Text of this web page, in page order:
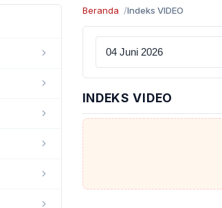
Beranda Indeks VIDEO
INDEKS VIDEO